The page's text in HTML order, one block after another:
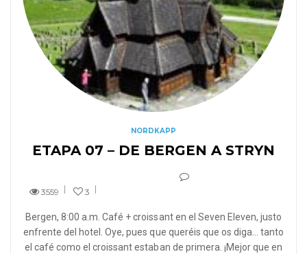
NORDKAPP
ETAPA 07 – DE BERGEN A STRYN
3559 3
Bergen, 8:00 a.m. Café + croissant en el Seven Eleven, justo
enfrente del hotel. Oye, pues que queréis que os diga… tanto
el café como el croissant estaban de primera. ¡Mejor que en